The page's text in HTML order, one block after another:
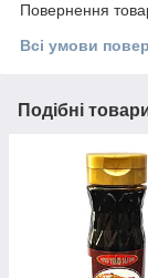
Повернення
Всі умови
Подібні